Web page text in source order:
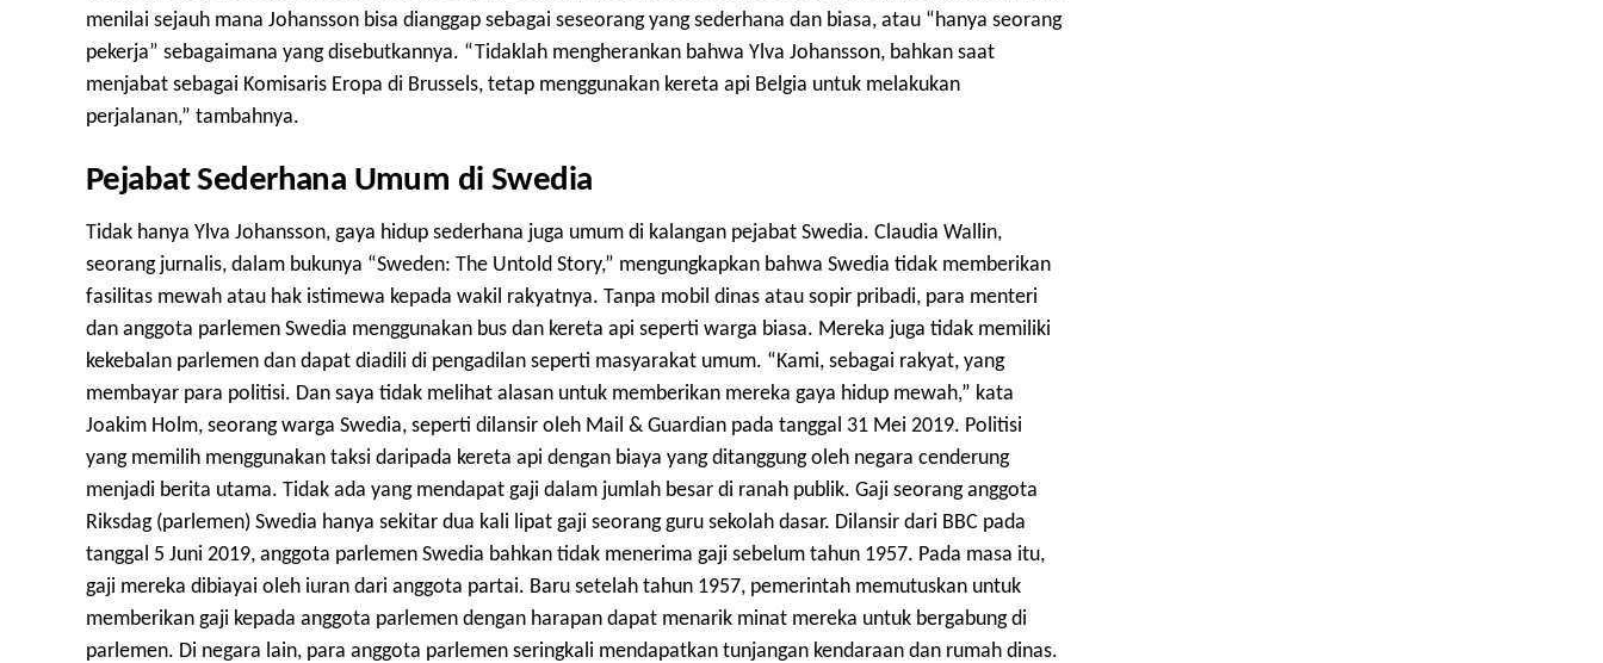
menilai sejauh mana Johansson bisa dianggap sebagai seseorang yang sederhana dan biasa, atau “hanya seorang
pekerja” sebagaimana yang disebutkannya. “Tidaklah mengherankan bahwa Ylva Johansson, bahkan saat
menjabat sebagai Komisaris Eropa di Brussels, tetap menggunakan kereta api Belgia untuk melakukan
perjalanan,” tambahnya.
Pejabat Sederhana Umum di Swedia
Tidak hanya Ylva Johansson, gaya hidup sederhana juga umum di kalangan pejabat Swedia. Claudia Wallin,
seorang jurnalis, dalam bukunya “Sweden: The Untold Story,” mengungkapkan bahwa Swedia tidak memberikan
fasilitas mewah atau hak istimewa kepada wakil rakyatnya. Tanpa mobil dinas atau sopir pribadi, para menteri
dan anggota parlemen Swedia menggunakan bus dan kereta api seperti warga biasa. Mereka juga tidak memiliki
kekebalan parlemen dan dapat diadili di pengadilan seperti masyarakat umum. “Kami, sebagai rakyat, yang
membayar para politisi. Dan saya tidak melihat alasan untuk memberikan mereka gaya hidup mewah,” kata
Joakim Holm, seorang warga Swedia, seperti dilansir oleh Mail & Guardian pada tanggal 31 Mei 2019. Politisi
yang memilih menggunakan taksi daripada kereta api dengan biaya yang ditanggung oleh negara cenderung
menjadi berita utama. Tidak ada yang mendapat gaji dalam jumlah besar di ranah publik. Gaji seorang anggota
Riksdag (parlemen) Swedia hanya sekitar dua kali lipat gaji seorang guru sekolah dasar. Dilansir dari BBC pada
tanggal 5 Juni 2019, anggota parlemen Swedia bahkan tidak menerima gaji sebelum tahun 1957. Pada masa itu,
gaji mereka dibiayai oleh iuran dari anggota partai. Baru setelah tahun 1957, pemerintah memutuskan untuk
memberikan gaji kepada anggota parlemen dengan harapan dapat menarik minat mereka untuk bergabung di
parlemen. Di negara lain, para anggota parlemen seringkali mendapatkan tunjangan kendaraan dan rumah dinas.